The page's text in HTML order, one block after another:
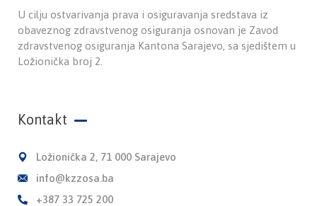
U cilju ostvarivanja prava i osiguravanja sredstava iz
obaveznog zdravstvenog osiguranja osnovan je Zavod
zdravstvenog osiguranja Kantona Sarajevo, sa sjedištem u
Ložionička broj 2.
Kontakt
Ložionička 2, 71 000 Sarajevo
info@kzzosa.ba
+387 33 725 200